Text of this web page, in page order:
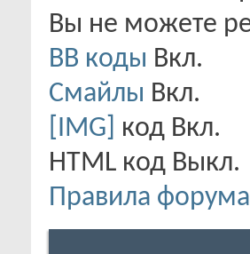
Вы не можете
BB коды Вкл.
Смайлы Вкл.
[IMG]
код Вкл.
HTML код Выкл.
Правила форума